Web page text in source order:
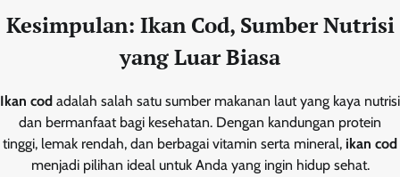
Kesimpulan: Ikan Cod, Sumber Nutrisi
yang Luar Biasa
Ikan cod adalah salah satu sumber makanan laut yang kaya nutrisi
dan bermanfaat bagi kesehatan. Dengan kandungan protein
tinggi, lemak rendah, dan berbagai vitamin serta mineral, ikan cod
menjadi pilihan ideal untuk Anda yang ingin hidup sehat.